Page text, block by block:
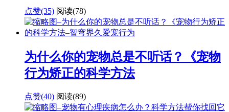
点赞(35) 阅读(78)
为什么你的宠物总是不听话？《宠物
行为矫正的科学方法
点赞(40) 阅读(89)